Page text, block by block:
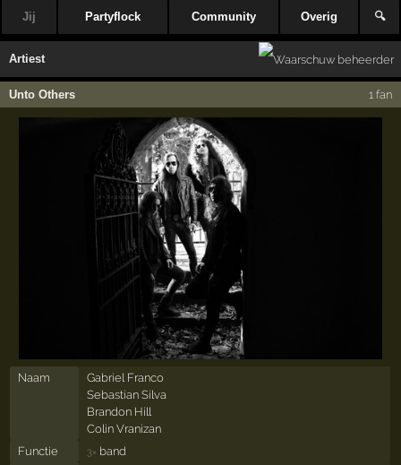
Jij Partyflock Community Overig 🔍
Artiest
Unto Others 1 fan
Naam
Gabriel Franco
Sebastian Silva
Brandon Hill
Colin Vranizan
Functie
3× band